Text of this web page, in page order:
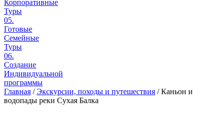
Корпоративные
Туры
05.
Готовые
Семейные
Туры
06.
Создание
Индивидуальной
программы
Главная /Экскурсии, походы и путешествия /Каньон и
водопады реки Сухая Балка